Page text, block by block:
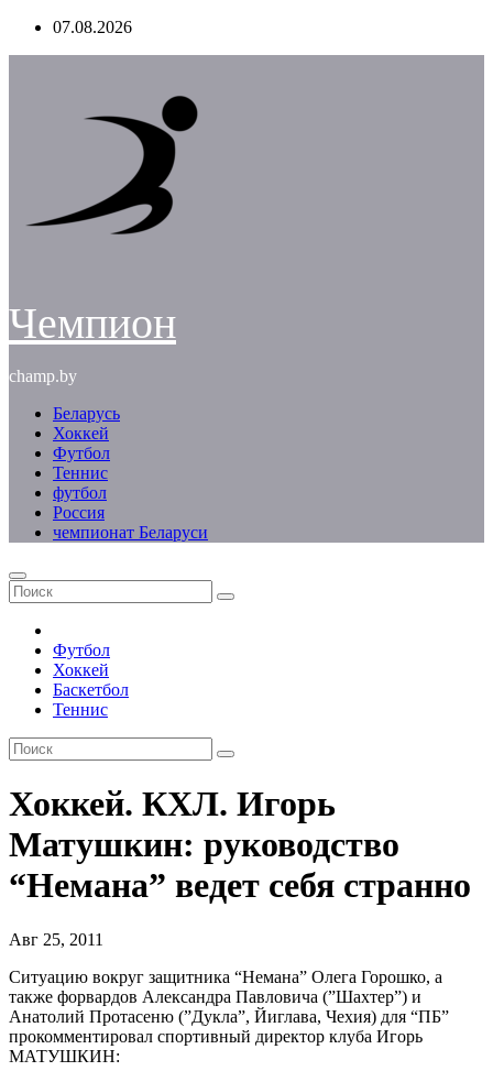
Перейти07.08.2026
Чемпион
champ.by
Беларусь
Хоккей
Футбол
Теннис
футбол
Россия
чемпионат Беларуси
Футбол
Хоккей
Баскетбол
Теннис
Хоккей. КХЛ. Игорь
Матушкин: руководство
“Немана” ведет себя странно
Авг 25, 2011
Ситуацию вокруг защитника “Немана” Олега Горошко, а
также форвардов Александра Павловича (”Шахтер”) и
Анатолий Протасеню (”Дукла”, Йиглава, Чехия) для “ПБ”
прокомментировал спортивный директор клуба Игорь
МАТУШКИН: